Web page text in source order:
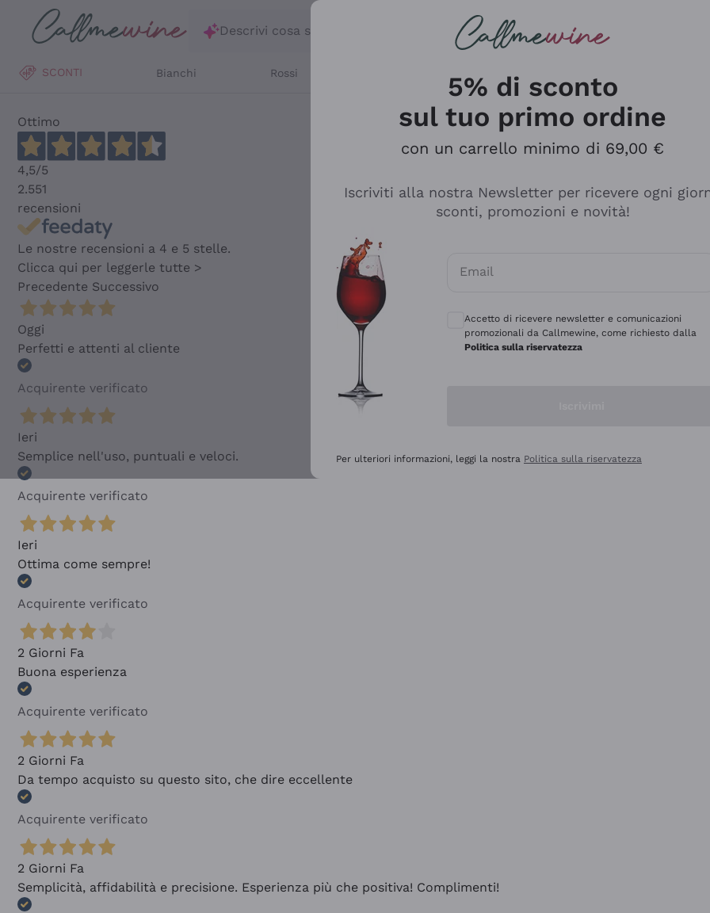
Salta al contenuto principale
Descrivi cosa stai cercando
SCONTI Bianchi Rossi
Ottimo
4,5/5
2.551
recensioni
Le nostre recensioni a 4 e 5 stelle.
Clicca qui per leggerle tutte >
Precedente Successivo
Oggi
Perfetti e attenti al cliente
Acquirente verificato
Ieri
Semplice nell'uso, puntuali e veloci.
Acquirente verificato
Ieri
Ottima come sempre!
Acquirente verificato
2 Giorni Fa
Buona esperienza
Acquirente verificato
2 Giorni Fa
Da tempo acquisto su questo sito, che dire eccellente
Acquirente verificato
2 Giorni Fa
Semplicità, affidabilità e precisione. Esperienza più che positiva! Complimenti!
5% di sconto
sul tuo primo ordine
con un carrello minimo di 69,00 €
Iscriviti alla nostra Newsletter per ricevere ogni
sconti, promozioni e novità!
Email
Accetto di ricevere newsletter e comunicazioni
promozionali da Callmewine, come richiesto dalla
Politica sulla riservatezza
Per ulteriori informazioni, leggi la nostra Politica sulla riservatezza